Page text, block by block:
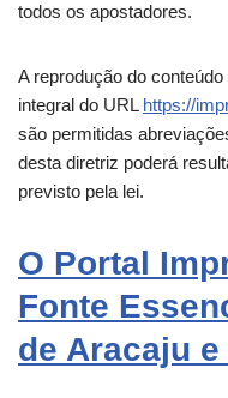
todos os apostadores.
A reprodução do
integral do URL https://
são permitidas
desta diretriz poderá
previsto pela lei.
O Portal
Fonte
de Aracaju